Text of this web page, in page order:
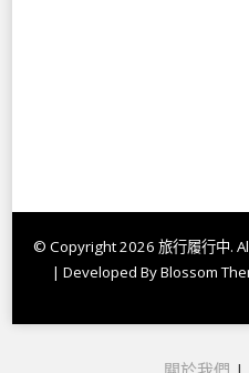
© Copyright 2026 旅行履行中.
| Developed ByBlossom